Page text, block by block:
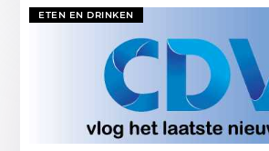
ETEN EN DRINKEN